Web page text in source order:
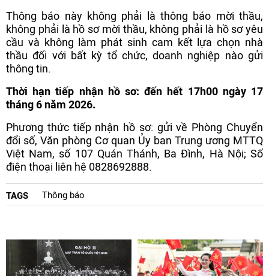
Thông báo này không phải là thông báo mời thầu,
không phải là hồ sơ mời thầu, không phải là hồ sơ yêu
cầu và không làm phát sinh cam kết lựa chọn nhà
thầu đối với bất kỳ tổ chức, doanh nghiệp nào gửi
thông tin.
Thời hạn tiếp nhận hồ sơ: đến hết 17h00 ngày 17
tháng 6 năm 2026.
Phương thức tiếp nhận hồ sơ: gửi về Phòng Chuyển
đổi số, Văn phòng Cơ quan Ủy ban Trung ương MTTQ
Việt Nam, số 107 Quán Thánh, Ba Đình, Hà Nội; Số
điện thoại liên hệ 0828692888.
TAGS Thông báo